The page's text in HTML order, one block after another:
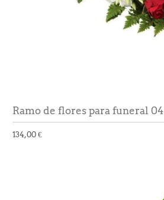
Ramo de flores para funeral 04
134,00 €